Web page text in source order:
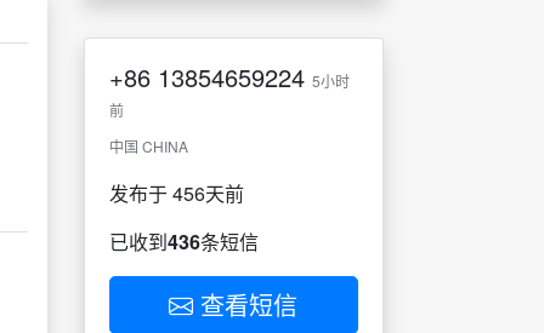
+86 13854659224 5小时
前
中国 CHINA
发布于 456天前
已收到436条短信
查看短信